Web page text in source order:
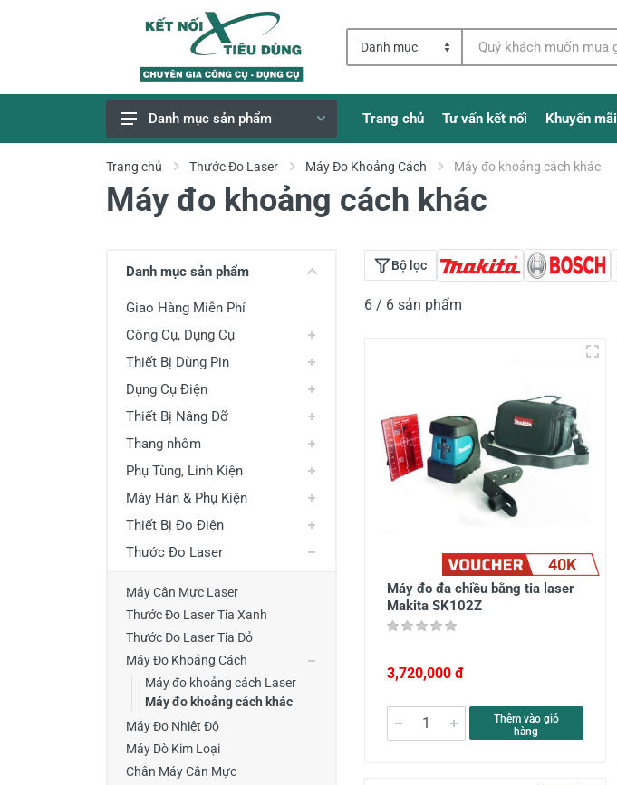
Giao Hàng Miễn Phí
Công Cụ, Dụng Cụ
Phụ Tùng, Linh Kiện
Máy Hàn & Phụ Kiện
Thiết Bị Đo Điện
Thước Đo Laser
Danh mục sản phẩm Trang chủ Tư vấn kết nối Khuyến mãi
Trang chủ Thước Đo Laser Máy Đo Khoảng Cách Máy đo khoảng cách khác
Máy đo khoảng cách khác
Danh mục sản phẩm
Giao Hàng Miễn Phí
Công Cụ, Dụng Cụ
Thiết Bị Dùng Pin
Dụng Cụ Điện
Thiết Bị Nâng Đỡ
Thang nhôm
Phụ Tùng, Linh Kiện
Máy Hàn & Phụ Kiện
Thiết Bị Đo Điện
Thước Đo Laser
Máy Cân Mực Laser
Thước Đo Laser Tia Xanh
Thước Đo Laser Tia Đỏ
Máy Đo Khoảng Cách
Máy đo khoảng cách Laser
Máy đo khoảng cách khác
Máy Đo Nhiệt Độ
Máy Dò Kim Loại
Chân Máy Cân Mực
Bộ lọc
6 / 6 sản phẩm
40K
Máy đo đa chiều bằng tia laser
Makita SK102Z
3,720,000 đ
Thêm vào giỏ
hàng